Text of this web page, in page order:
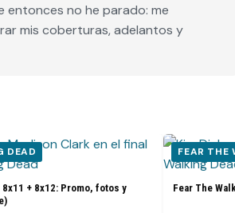
entonces no he parado: me
mis coberturas, adelantos y
DEAD
+ 8x12: Promo, fotos y
FEAR THE
Fear The